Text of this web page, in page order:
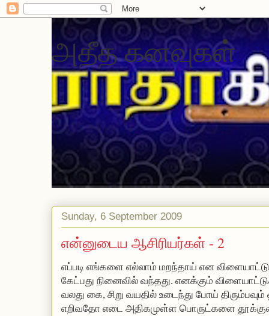
அதீத கனவுகள்
Sunday, 6 September 2009
என்னுடைய ஆசிரியர்கள் - 2
எப்படி எங்களை எல்லாம் மறந்தாய் என விளையாட்டு
கேட்பது நினைவில் வந்தது. எனக்கும்
வலது கை, சிறு வயதில் உடைந்து போய்
எறிவதோ எடை அதிகமுள்ள பொருட்களை